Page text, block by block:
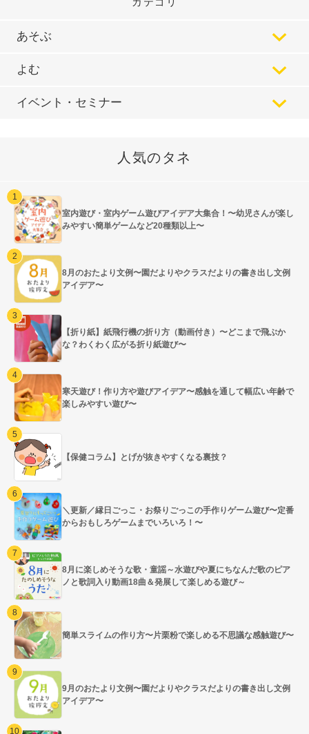
あそぶ
よむ
イベント・セミナー
人気のタネ
室内遊び・室内ゲーム遊びアイデア大集合！〜幼児さんが楽し
みやすい簡単ゲームなど20種類以上〜
8月のおたより文例〜園だよりやクラスだよりの書き出し文例
アイデア〜
【折り紙】紙飛行機の折り方（動画付き）〜どこまで飛ぶか
な？わくわく広がる折り紙遊び〜
寒天遊び！作り方や遊びアイデア〜感触を通して幅広い年齢で
楽しみやすい遊び〜
【保健コラム】とげが抜きやすくなる裏技？
＼更新／縁日ごっこ・お祭りごっこの手作りゲーム遊び〜定番
からおもしろゲームまでいろいろ！〜
8月に楽しめそうな歌・童謡～水遊びや夏にちなんだ歌のピア
ノと歌詞入り動画18曲＆発展して楽しめる遊び～
簡単スライムの作り方〜片栗粉で楽しめる不思議な感触遊び〜
9月のおたより文例〜園だよりやクラスだよりの書き出し文例
アイデア〜